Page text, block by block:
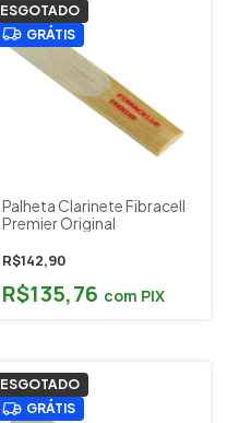
ESGOTADO
GRÁTIS
Palheta Clarinete Fibracell
Premier Original
R$142,90
R$135,76 com PIX
ESGOTADO
GRÁTIS